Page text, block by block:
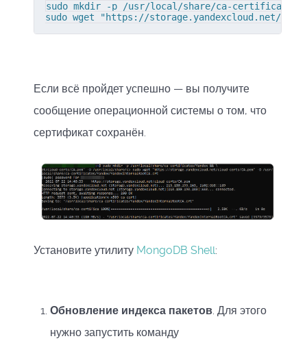
sudo mkdir -p /usr/local/share/ca-certificates/
sudo wget "https://storage.yandexcloud.net/
Если всё пройдет успешно — вы получите
сообщение операционной системы о том, что
сертификат сохранён.
Установите утилиту MongoDB Shell:
Обновление индекса пакетов. Для этого
нужно запустить команду